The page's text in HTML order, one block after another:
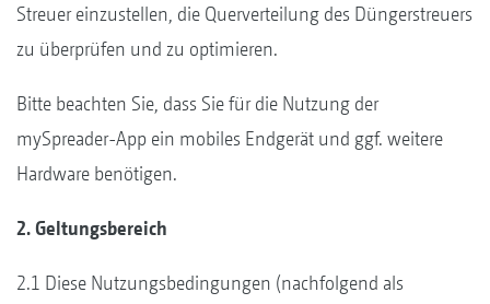
Streuer einzustellen, die Querverteilung des Düngerstreuers
zu überprüfen und zu optimieren.
Bitte beachten Sie, dass Sie für die Nutzung der
mySpreader-App ein mobiles Endgerät und ggf. weitere
Hardware benötigen.
2. Geltungsbereich
2.1 Diese Nutzungsbedingungen (nachfolgend als